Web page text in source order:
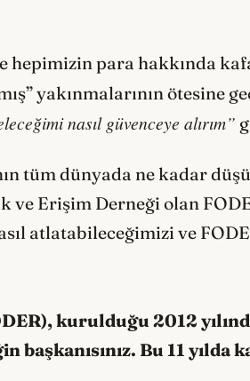
hepimizin para hakkında
yakınmalarının ötesine
nasıl güvenceye alırım”
tüm dünyada ne kadar
ve Erişim Derneği olan
atlatabileceğimizi ve
kurulduğu 2012
Bu 11 yılda